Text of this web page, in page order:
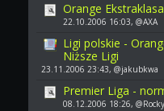
Orange
22.10.2006 16:03, @AXA
Ligi polskie -
Niższe Ligi
23.11.2006 23:43, @jakubkwa
Premier Liga -
08.12.2006 18:26,